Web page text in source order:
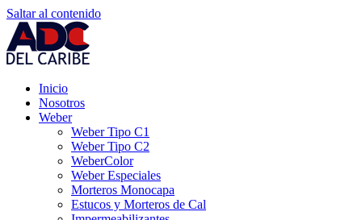
Saltar al contenido
Inicio
Nosotros
Weber
Weber Tipo C1
Weber Tipo C2
WeberColor
Weber Especiales
Morteros Monocapa
Estucos y Morteros de Cal